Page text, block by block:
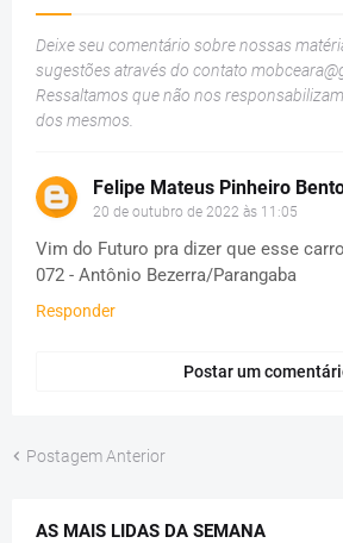
Deixe seu comentário sobre nossas
sugestões através do contato
Ressaltamos que não nos
dos mesmos.
Felipe Mateus Pinheiro
20 de outubro de 2022 às 11:05
Vim do Futuro pra dizer que esse
072 - Antônio Bezerra/Parangaba
Responder
Postar um
Postagem Anterior
AS MAIS LIDAS DA SEMANA